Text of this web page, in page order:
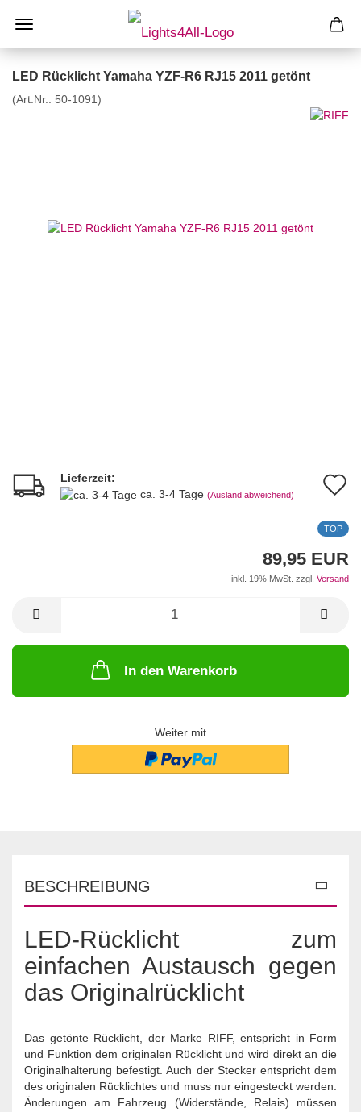
LED Rücklicht Yamaha YZF-R6 RJ15 2011 getönt
(Art.Nr.: 50-1091)
Lieferzeit:
ca. 3-4 Tage (Ausland abweichend)
TOP
89,95 EUR
inkl. 19% MwSt. zzgl. Versand
In den Warenkorb
Weiter mit
BESCHREIBUNG
LED-Rücklicht zum
einfachen Austausch gegen
das Originalrücklicht
Das getönte Rücklicht, der Marke RIFF, entspricht in Form
und Funktion dem originalen Rücklicht und wird direkt an die
Originalhalterung befestigt. Auch der Stecker entspricht dem
des originalen Rücklichtes und muss nur eingesteckt werden.
Änderungen am Fahrzeug (Widerstände, Relais) müssen